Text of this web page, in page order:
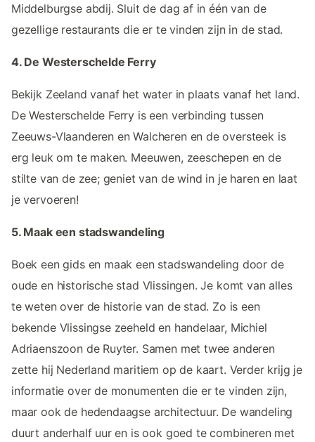
Middelburgse abdij. Sluit de dag af in één van de
gezellige restaurants die er te vinden zijn in de stad.
4. De Westerschelde Ferry
Bekijk Zeeland vanaf het water in plaats vanaf het land.
De Westerschelde Ferry is een verbinding tussen
Zeeuws-Vlaanderen en Walcheren en de oversteek is
erg leuk om te maken. Meeuwen, zeeschepen en de
stilte van de zee; geniet van de wind in je haren en laat
je vervoeren!
5. Maak een stadswandeling
Boek een gids en maak een stadswandeling door de
oude en historische stad Vlissingen. Je komt van alles
te weten over de historie van de stad. Zo is een
bekende Vlissingse zeeheld en handelaar, Michiel
Adriaenszoon de Ruyter. Samen met twee anderen
zette hij Nederland maritiem op de kaart. Verder krijg je
informatie over de monumenten die er te vinden zijn,
maar ook de hedendaagse architectuur. De wandeling
duurt anderhalf uur en is ook goed te combineren met